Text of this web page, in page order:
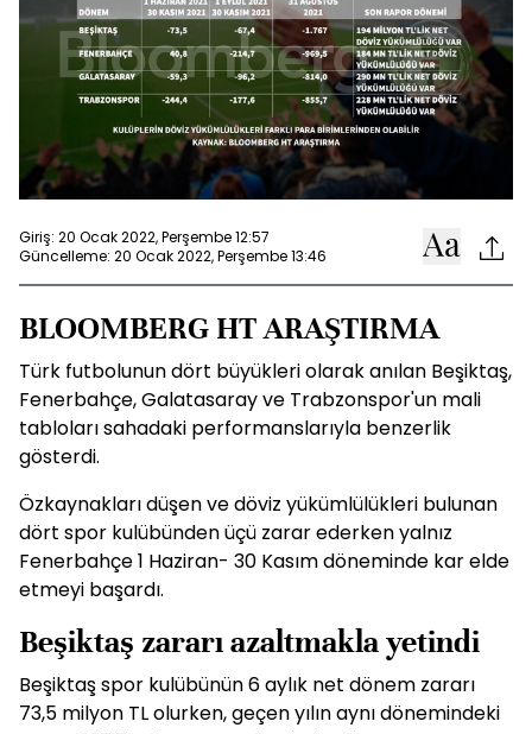
Giriş: 20 Ocak 2022, Perşembe 12:57
Güncelleme: 20 Ocak 2022, Perşembe 13:46
BLOOMBERG HT ARAŞTIRMA
Türk futbolunun dört büyükleri olarak anılan Beşiktaş,
Fenerbahçe, Galatasaray ve Trabzonspor'un mali
tabloları sahadaki performanslarıyla benzerlik
gösterdi.
Özkaynakları düşen ve döviz yükümlülükleri bulunan
dört spor kulübünden üçü zarar ederken yalnız
Fenerbahçe 1 Haziran- 30 Kasım döneminde kar elde
etmeyi başardı.
Beşiktaş zararı azaltmakla yetindi
Beşiktaş spor kulübünün 6 aylık net dönem zararı
73,5 milyon TL olurken, geçen yılın aynı dönemindeki